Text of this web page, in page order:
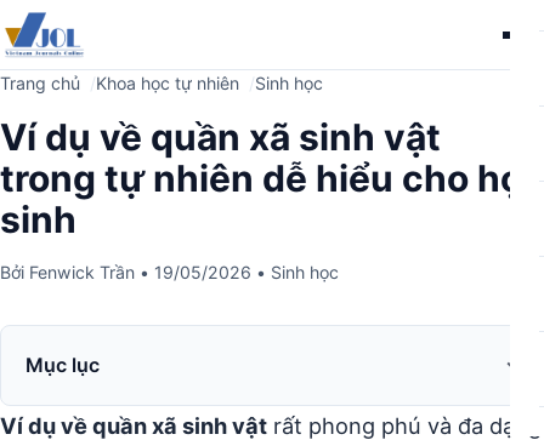
Trang chủ Khoa học tự nhiên Sinh học
Ví dụ về quần xã sinh vật
trong tự nhiên dễ hiểu cho học
sinh
Bởi Fenwick Trần • 19/05/2026 • Sinh học
Mục lục
Ví dụ về quần xã sinh vật rất phong phú và đa dạng